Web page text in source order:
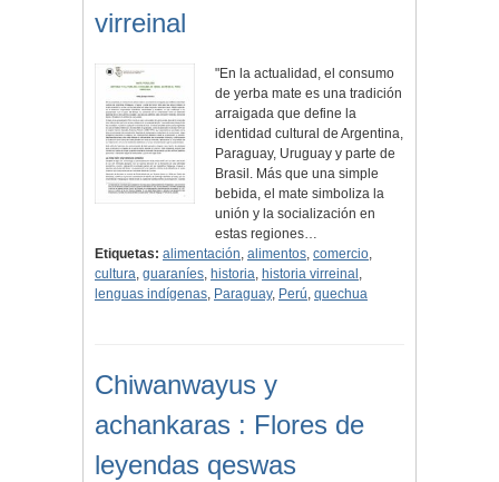
virreinal
"En la actualidad, el consumo
de yerba mate es una tradición
arraigada que define la
identidad cultural de Argentina,
Paraguay, Uruguay y parte de
Brasil. Más que una simple
bebida, el mate simboliza la
unión y la socialización en
estas regiones…
Etiquetas: alimentación, alimentos, comercio,
cultura, guaraníes, historia, historia virreinal ,
lenguas indígenas, Paraguay, Perú, quechua
Chiwanwayus y
achankaras : Flores de
leyendas qeswas